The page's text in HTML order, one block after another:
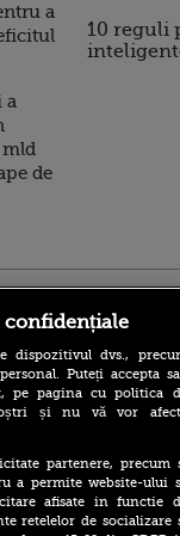
a
a
mld
de
10 reguli
confidențiale
dispozitivul dvs.,
Puteți accepta
pe pagina cu politica
și nu vă vor
partenere, precum
a permite website-ului
afisate in functie
retelelor de socializare